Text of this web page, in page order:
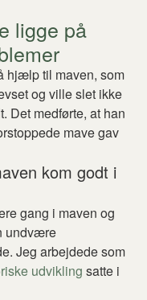
ligge på
hjælp til maven, som
og ville slet ikke
Det medførte, at han
mave gav
kom godt i
gang i maven og
undvære
Jeg arbejdede som
udvikling satte i